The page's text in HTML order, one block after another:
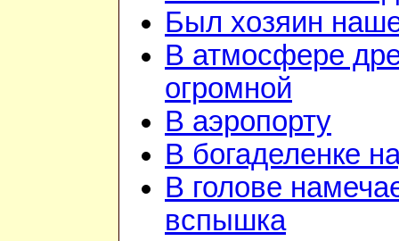
Был хозяин
В атмосфере
огромной
В аэропорту
В богаделенке
В голове
вспышка